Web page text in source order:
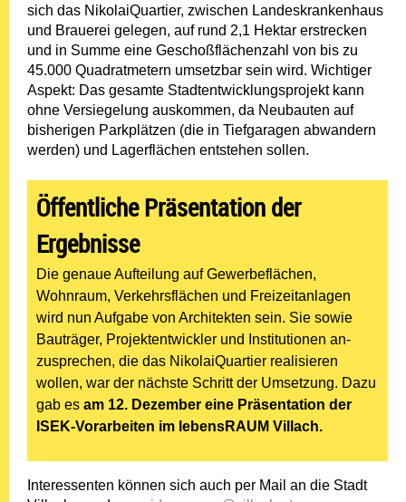
sich das NikolaiQuartier, zwischen Landeskrankenhaus
und Brauerei gele­gen, auf rund 2,1 Hektar erstrecken
und in Summe eine Geschoßflächenzahl von bis zu
45.000 Quadratmetern umsetzbar sein wird. Wichtiger
Aspekt: Das gesamte Stadtentwicklungs­projekt kann
ohne Versiegelung auskommen, da Neubauten auf
bisherigen Parkplätzen (die in Tief­garagen abwandern
werden) und Lagerflächen entstehen sollen.
Öffentliche Präsentation der
Ergebnisse
Die genaue Aufteilung auf Gewerbeflächen,
Wohnraum, Verkehrsflächen und Freizeitanlagen
wird nun Aufgabe von Architekten sein. Sie sowie
Bauträger, Projektentwickler und Institutionen an­
zusprechen, die das NikolaiQuartier realisieren
wollen, war der nächste Schritt der Umset­zung. Dazu
gab es am 12. Dezember eine Präsentation der
ISEK-Vorarbeiten im lebensRAUM Villach.
Interessenten können sich auch per Mail an die Stadt